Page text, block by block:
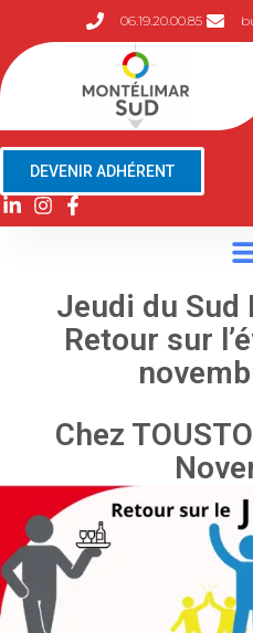
06.19.20.00.85
DEVENIR ADHÉRENT
Jeudi du
Retour sur
Chez